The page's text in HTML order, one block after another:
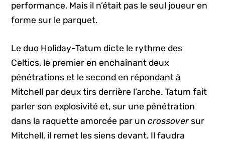
performance. Mais il n’était pas le seul joueur en
forme sur le parquet.
Le duo Holiday-Tatum dicte le rythme des
Celtics, le premier en enchaînant deux
pénétrations et le second en répondant à
Mitchell par deux tirs derrière l’arche. Tatum fait
parler son explosivité et, sur une pénétration
dans la raquette amorcée par uncrossoversur
Mitchell, il remet les siens devant. Il faudra